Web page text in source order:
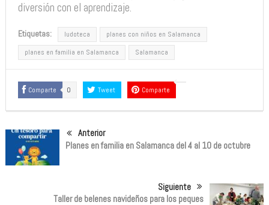
diversión con el aprendizaje.
Etiquetas: ludoteca
planes con niños en Salamanca
planes en familia en Salamanca
Salamanca
Comparte 0 Tweet Comparte
Anterior
Planes en familia en Salamanca del 4 al 10 de octubre
Siguiente
Taller de belenes navideños para los peques